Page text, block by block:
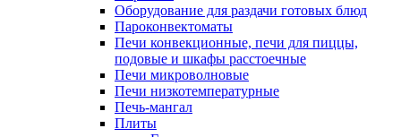
Оборудование для раздачи готовых блюд
Пароконвектоматы
Печи конвекционные, печи для пиццы,
подовые и шкафы расстоечные
Печи микроволновые
Печи низкотемпературные
Печь-мангал
Плиты